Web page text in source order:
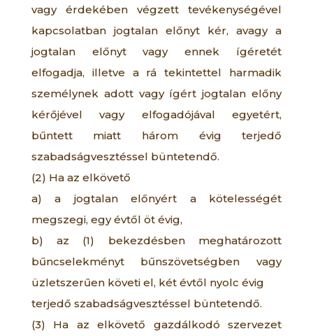
vagy érdekében végzett tevékenységével
kapcsolatban jogtalan előnyt kér, avagy a
jogtalan előnyt vagy ennek ígéretét
elfogadja, illetve a rá tekintettel harmadik
személynek adott vagy ígért jogtalan előny
kérőjével vagy elfogadójával egyetért,
bűntett miatt három évig terjedő
szabadságvesztéssel büntetendő.
(2) Ha az elkövető
a) a jogtalan előnyért a kötelességét
megszegi, egy évtől öt évig,
b) az (1) bekezdésben meghatározott
bűncselekményt bűnszövetségben vagy
üzletszerűen követi el, két évtől nyolc évig
terjedő szabadságvesztéssel büntetendő.
(3) Ha az elkövető gazdálkodó szervezet